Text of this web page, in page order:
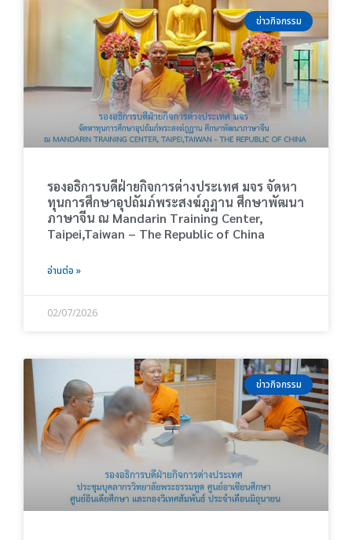
ข่าวกิจกรรม
รองอธิการบดีฝ่ายกิจการต่างประเทศ มจร จัดหา
ทุนการศึกษาอุปถัมภ์พระสงฆ์ภูฏาน ศึกษาพัฒนา
ภาษาจีน ณ Mandarin Training Center,
Taipei,Taiwan – The Republic of China
อ่านต่อ »
02/07/2026
ข่าวกิจกรรม